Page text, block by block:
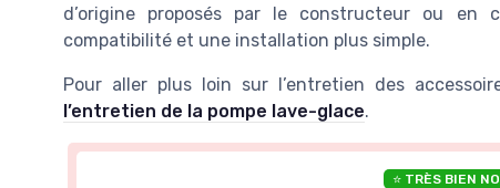
d’origine proposés par le constructeur ou en
compatibilité et une installation plus simple.
Pour aller plus loin sur l’entretien des
l’entretien de la pompe lave-glace.
⭐ TRÈS BIEN